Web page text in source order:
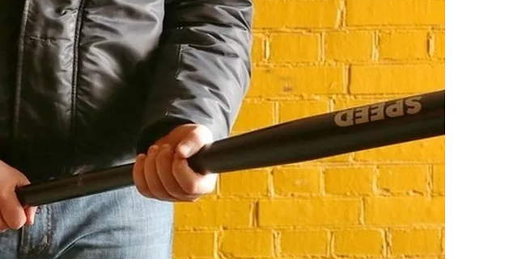
Области Умер От Осложнений Коронавируса